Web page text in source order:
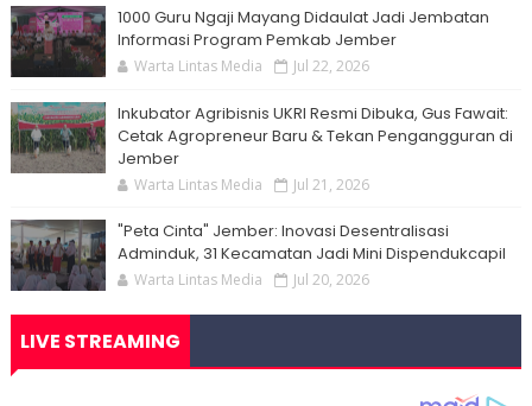
1000 Guru Ngaji Mayang Didaulat Jadi Jembatan
Informasi Program Pemkab Jember
Warta Lintas Media Jul 22, 2026
Inkubator Agribisnis UKRI Resmi Dibuka, Gus Fawait:
Cetak Agropreneur Baru & Tekan Pengangguran di
Jember
Warta Lintas Media Jul 21, 2026
"Peta Cinta" Jember: Inovasi Desentralisasi
Adminduk, 31 Kecamatan Jadi Mini Dispendukcapil
Warta Lintas Media Jul 20, 2026
LIVE STREAMING